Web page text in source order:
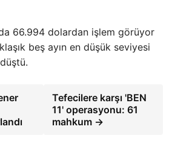
66.994 dolardan işlem görüyor
beş ayın en düşük seviyesi
Tefecilere karşı 'BEN
11' operasyonu: 61
mahkum →